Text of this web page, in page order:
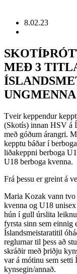
8.02.23
MEÐ 3
Tveir keppendur
(Skotís) innan HSV á
með góðum árangri.
kepptu báðar í
liðakeppni berboga
U18 berboga kvenna.
Frá þessu er greint á
Maria Kozak vann tvo
kvenna og U18
hún í gull úrslita
fyrsta sinn sem einnig
Íslandsmeistaratitil
reglurnar til þess að
skráðir með þriðju
var á mótinu sem setti
kynsegin/annað.